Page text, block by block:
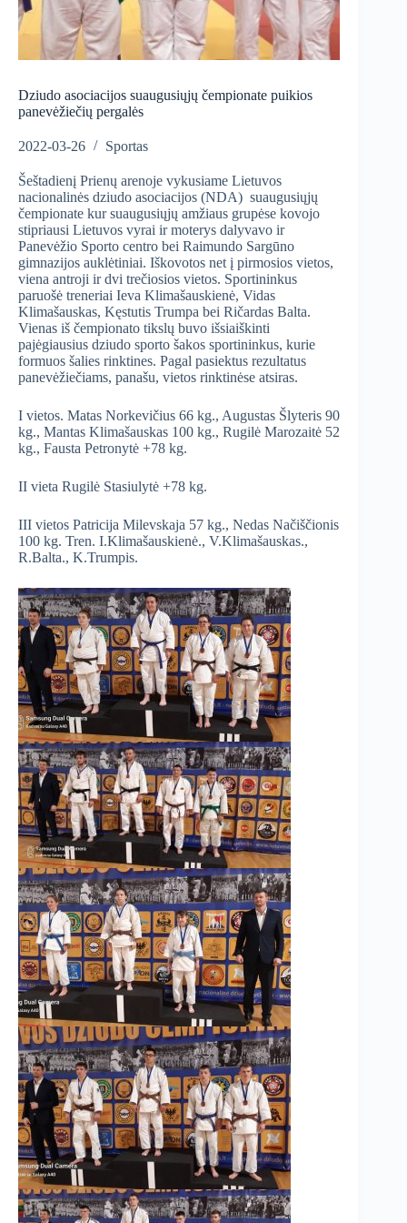
Dziudo asociacijos suaugusiųjų čempionate puikios
panevėžiečių pergalės
2022-03-26 Sportas
Šeštadienį Prienų arenoje vykusiame Lietuvos
nacionalinės dziudo asociacijos (NDA) suaugusiųjų
čempionate kur suaugusiųjų amžiaus grupėse kovojo
stipriausi Lietuvos vyrai ir moterys dalyvavo ir
Panevėžio Sporto centro bei Raimundo Sargūno
gimnazijos auklėtiniai. Iškovotos net į pirmosios vietos,
viena antroji ir dvi trečiosios vietos. Sportininkus
paruošė treneriai Ieva Klimašauskienė, Vidas
Klimašauskas, Kęstutis Trumpa bei Ričardas Balta.
Vienas iš čempionato tikslų buvo išsiaiškinti
pajėgiausius dziudo sporto šakos sportininkus, kurie
formuos šalies rinktines. Pagal pasiektus rezultatus
panevėžiečiams, panašu, vietos rinktinėse atsiras.
I vietos. Matas Norkevičius 66 kg., Augustas Šlyteris 90
kg., Mantas Klimašauskas 100 kg., Rugilė Marozaitė 52
kg., Fausta Petronytė +78 kg.
II vieta Rugilė Stasiulytė +78 kg.
III vietos Patricija Milevskaja 57 kg., Nedas Načiščionis
100 kg. Tren. I.Klimašauskienė., V.Klimašauskas.,
R.Balta., K.Trumpis.